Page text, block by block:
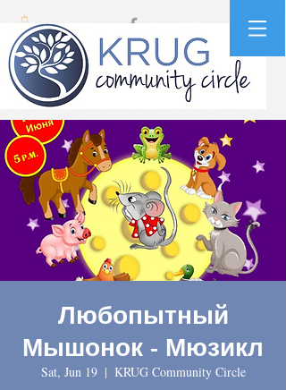
Любопытный
Мышонок - Мюзикл
Sat, Jun 19
  |
KRUG Community Circle